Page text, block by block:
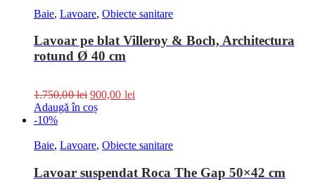
Baie, Lavoare, Obiecte sanitare
Lavoar pe blat Villeroy & Boch, Architectura
rotund Ø 40 cm
1.750,00lei 900,00 lei
Adaugă în coș
-10%
Baie, Lavoare, Obiecte sanitare
Lavoar suspendat Roca The Gap 50×42 cm